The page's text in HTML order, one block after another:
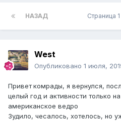
НАЗАД Страница 1
West
Опубликовано 1 июля,
Приветкомрады, я вернулся,
целый год и активности только
американское ведро
Зудило, чесалось, хотелось, но